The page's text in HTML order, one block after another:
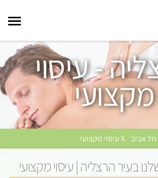
- עיסוי
מקצועי
תל אביב X עיסוי מקצועי
בעיר הרצליה | עיסוי מקצועי